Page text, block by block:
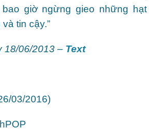
giờ ngừng gieo những hạt
tin cậy.”
18/06/2013 – Text
03/2016)